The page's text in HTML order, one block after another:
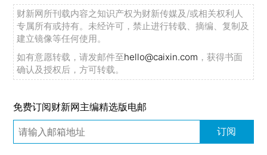
财新网所刊载内容之知识产权为财新传媒及/或相关权利人
专属所有或持有。未经许可，禁止进行转载、摘编、复制及
建立镜像等任何使用。
如有意愿转载，请发邮件至hello@caixin.com ，获得书面
确认及授权后，方可转载。
免费订阅财新网主编精选版电邮
订阅